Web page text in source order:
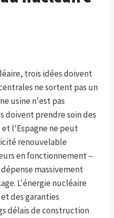
trois idées doivent
ne sortent pas un
usine n'est pas
doivent prendre soin des
l'Espagne ne peut
renouvelable
en fonctionnement –
massivement
L'énergie nucléaire
des garanties
délais de construction